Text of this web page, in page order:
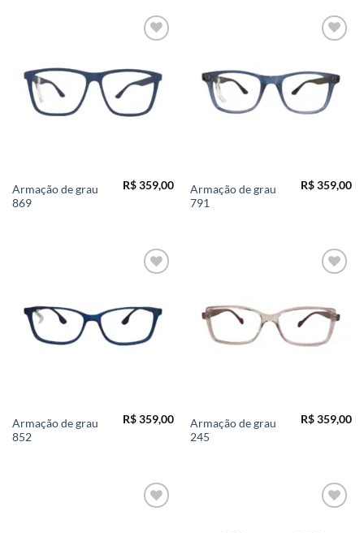
Armação de grau
869
R$359,00
Armação de grau
791
R$359,00
Armação de grau
852
R$359,00
Armação de grau
245
R$359,00